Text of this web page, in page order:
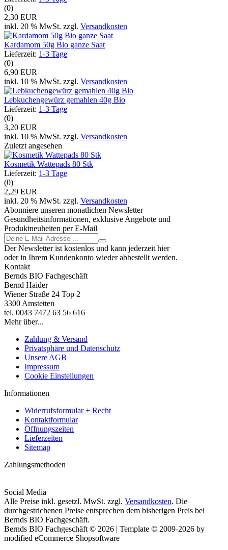
(0)
2,30 EUR
inkl. 20 % MwSt. zzgl. Versandkosten
Kardamom 50g Bio ganze Saat
Lieferzeit: 1-3 Tage
(0)
6,90 EUR
inkl. 10 % MwSt. zzgl. Versandkosten
Lebkuchengewürz gemahlen 40g Bio
Lieferzeit: 1-3 Tage
(0)
3,20 EUR
inkl. 10 % MwSt. zzgl. Versandkosten
Zuletzt angesehen
Kosmetik Wattepads 80 Stk
Lieferzeit: 1-3 Tage
(0)
2,29 EUR
inkl. 20 % MwSt. zzgl. Versandkosten
Abonniere unseren monatlichen Newsletter
Gesundheitsinformationen, exklusive Angebote und
Produktneuheiten per E-Mail
Der Newsletter ist kostenlos und kann jederzeit hier
oder in Ihrem Kundenkonto wieder abbestellt werden.
Kontakt
Bernds BIO Fachgeschäft
Bernd Haider
Wiener Straße 24 Top 2
3300 Amstetten
tel. 0043 7472 63 56 616
Mehr über...
Zahlung & Versand
Privatsphäre und Datenschutz
Unsere AGB
Impressum
Cookie Einstellungen
Informationen
Widerrufsformular + Recht
Kontaktformular
Öffnungszeiten
Lieferzeiten
Sitemap
Zahlungsmethoden
Social Media
Alle Preise inkl. gesetzl. MwSt. zzgl. Versandkosten. Die
durchgestrichenen Preise entsprechen dem bisherigen Preis bei
Bernds BIO Fachgeschäft.
Bernds BIO Fachgeschäft © 2026 | Template © 2009-2026 by
modified eCommerce Shopsoftware